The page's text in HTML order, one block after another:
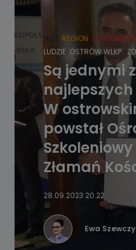
HOT REGION
LUDZIE OSTRÓW WLKP.
Są jednymi z
najlepszych
W
powstał
Złamań
28.09.2023 20:22
Ewa